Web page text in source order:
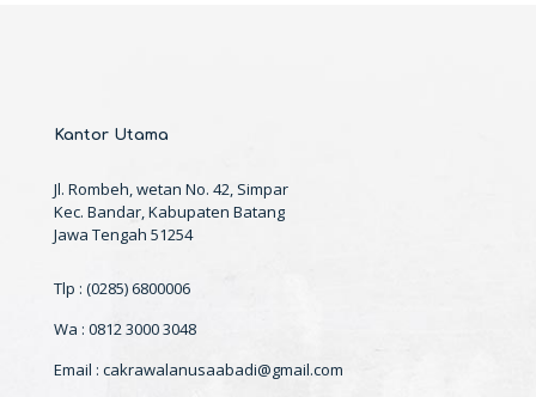
Kantor Utama
Jl. Rombeh, wetan No. 42, Simpar
Kec. Bandar, Kabupaten Batang
Jawa Tengah 51254
Tlp : (0285) 6800006
Wa : 0812 3000 3048
Email : cakrawalanusaabadi@gmail.com